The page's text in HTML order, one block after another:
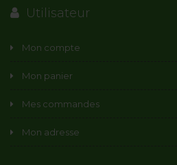
Utilisateur
Mon compte
Mon panier
Mes commandes
Mon adresse